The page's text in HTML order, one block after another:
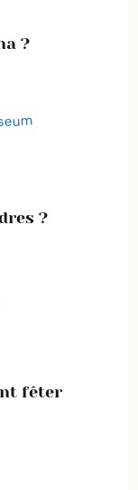
?
?
fêter